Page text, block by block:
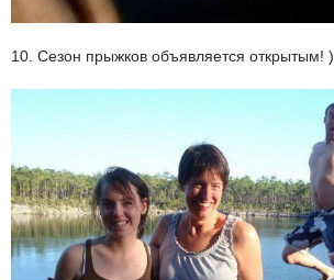
10. Сезон прыжков объявляется открытым! )